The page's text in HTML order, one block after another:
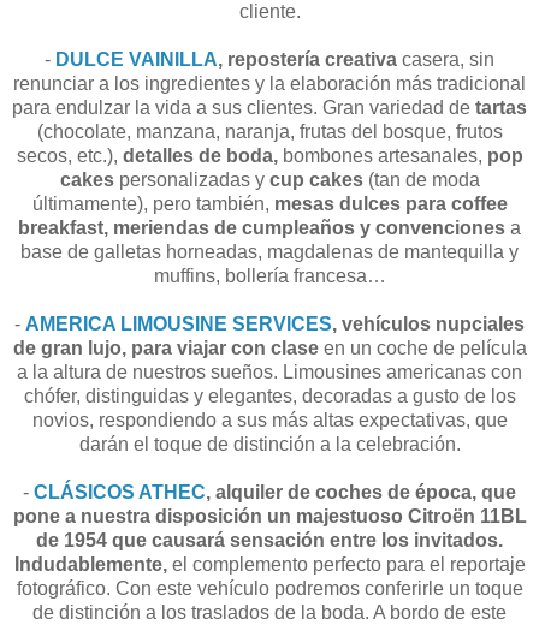
cliente.
- DULCE VAINILLA, repostería creativa casera, sin
renunciar a los ingredientes y la elaboración más tradicional
para endulzar la vida a sus clientes. Gran variedad de tartas
(chocolate, manzana, naranja, frutas del bosque, frutos
secos, etc.), detalles de boda,bombones artesanales, pop
cakes personalizadas y cup cakes(tan de moda
últimamente), pero también, mesas dulces para coffee
breakfast, meriendas de cumpleaños y convenciones a
base de galletas horneadas, magdalenas de mantequilla y
muffins, bollería francesa…
- AMERICA LIMOUSINE SERVICES, vehículos nupciales
de gran lujo, para viajar con claseen un coche de película
a la altura de nuestros sueños. Limousines americanas con
chófer, distinguidas y elegantes, decoradas a gusto de los
novios, respondiendo a sus más altas expectativas, que
darán el toque de distinción a la celebración.
- CLÁSICOS ATHEC, alquiler de coches de época, que
pone a nuestra disposición un majestuoso Citroën 11BL
de 1954 que causará sensación entre los invitados.
Indudablemente, el complemento perfecto para el reportaje
fotográfico. Con este vehículo podremos conferirle un toque
de distinción a los traslados de la boda. A bordo de este